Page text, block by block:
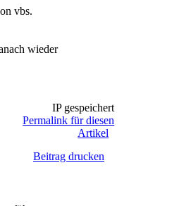
)
vbs.
wieder
IP gespeichert
Permalink für diesen
Artikel
Beitrag drucken